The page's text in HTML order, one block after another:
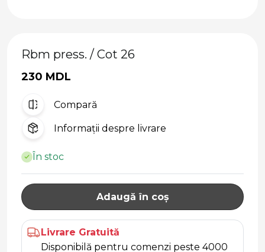
Rbm press. / Cot 26
230 MDL
Compară
Informații despre livrare
În stoc
Adaugă în coș
Livrare Gratuită
Disponibilă pentru comenzi peste 4000